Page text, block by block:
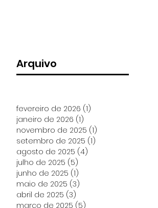
Arquivo
fevereiro de 2026 (1)
janeiro de 2026 (1)
novembro de 2025 (1)
setembro de 2025 (1)
agosto de 2025 (4)
julho de 2025 (5)
junho de 2025 (1)
maio de 2025 (3)
abril de 2025 (3)
março de 2025 (5)